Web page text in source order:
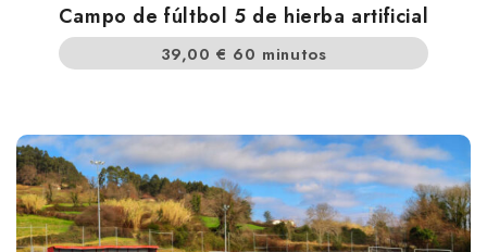
Campo de fúltbol 5 de hierba artificial
39,00€ 60 minutos